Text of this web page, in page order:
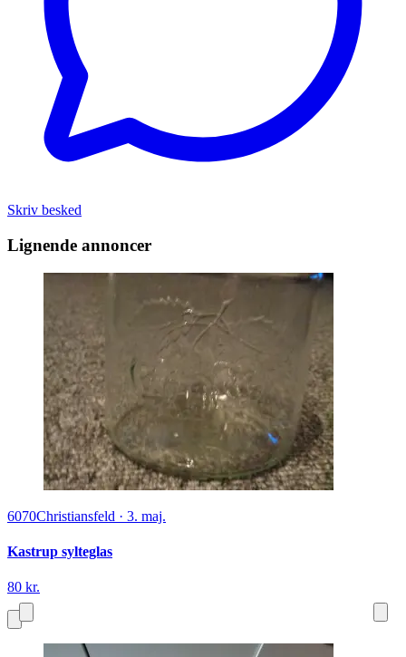
Skriv besked
Lignende annoncer
6070Christiansfeld · 3. maj.
Kastrup sylteglas
80 kr.